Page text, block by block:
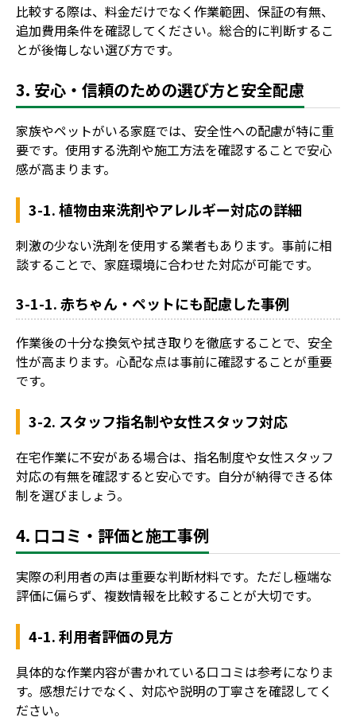
比較する際は、料金だけでなく作業範囲、保証の有無、
追加費用条件を確認してください。総合的に判断するこ
とが後悔しない選び方です。
3. 安心・信頼のための選び方と安全配慮
家族やペットがいる家庭では、安全性への配慮が特に重
要です。使用する洗剤や施工方法を確認することで安心
感が高まります。
3-1. 植物由来洗剤やアレルギー対応の詳細
刺激の少ない洗剤を使用する業者もあります。事前に相
談することで、家庭環境に合わせた対応が可能です。
3-1-1. 赤ちゃん・ペットにも配慮した事例
作業後の十分な換気や拭き取りを徹底することで、安全
性が高まります。心配な点は事前に確認することが重要
です。
3-2. スタッフ指名制や女性スタッフ対応
在宅作業に不安がある場合は、指名制度や女性スタッフ
対応の有無を確認すると安心です。自分が納得できる体
制を選びましょう。
4. 口コミ・評価と施工事例
実際の利用者の声は重要な判断材料です。ただし極端な
評価に偏らず、複数情報を比較することが大切です。
4-1. 利用者評価の見方
具体的な作業内容が書かれている口コミは参考になりま
す。感想だけでなく、対応や説明の丁寧さを確認してく
ださい。